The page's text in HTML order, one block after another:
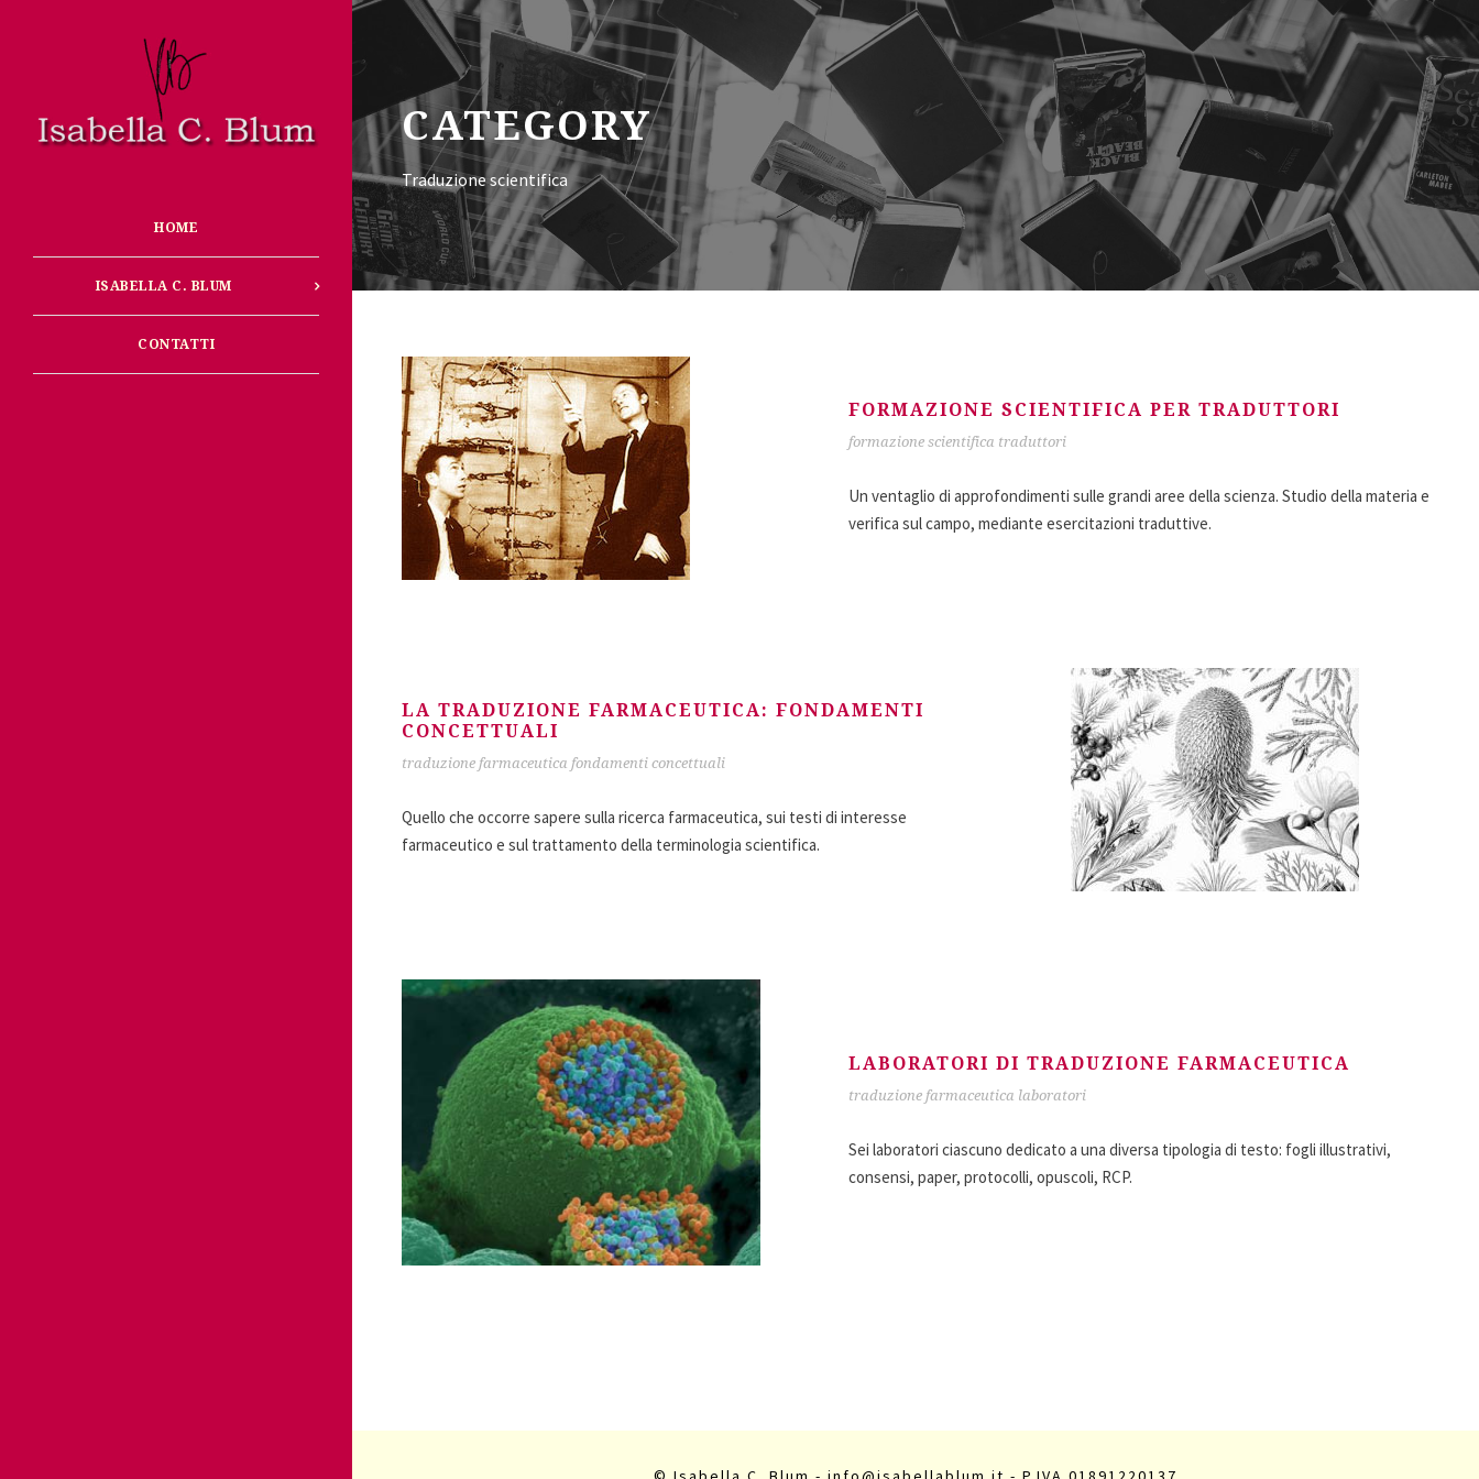
HOME
ISABELLA C. BLUM
CONTATTI
CATEGORY
Traduzione scientifica
FORMAZIONE SCIENTIFICA PER TRADUTTORI
formazione scientifica traduttori
Un ventaglio di approfondimenti sulle grandi aree della scienza. Studio della materia e
verifica sul campo, mediante esercitazioni traduttive.
LA TRADUZIONE FARMACEUTICA: FONDAMENTI
CONCETTUALI
traduzione farmaceutica fondamenti concettuali
Quello che occorre sapere sulla ricerca farmaceutica, sui testi di interesse
farmaceutico e sul trattamento della terminologia scientifica.
LABORATORI DI TRADUZIONE FARMACEUTICA
traduzione farmaceutica laboratori
Sei laboratori ciascuno dedicato a una diversa tipologia di testo: fogli illustrativi,
consensi, paper, protocolli, opuscoli, RCP.